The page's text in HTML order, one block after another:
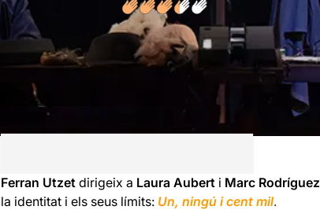
Ferran Utzetdirigeix a Laura Auberti Marc Rodríguez
la identitat i els seus límits: Un, ningú i cent mil.